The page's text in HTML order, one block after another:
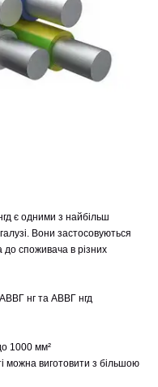
є одними з найбільш
Вони застосовуються
до споживача в різних
нг та АВВГ нгд
1000 мм²
можна виготовити з більшою